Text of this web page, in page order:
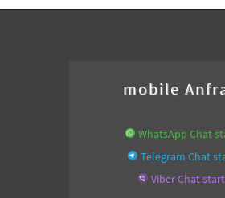
mobile
WhatsApp Chat
Telegram Chat
Viber Chat